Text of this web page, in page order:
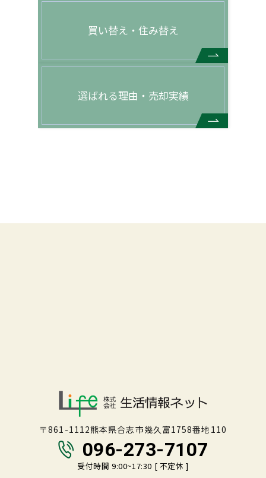
買い替え・住み替え
選ばれる理由・売却実績
〒861-1112熊本県合志市幾久富1758番地110
096-273-7107
受付時間 9:00~17:30 [ 不定休 ]